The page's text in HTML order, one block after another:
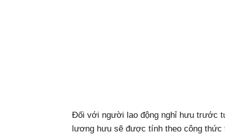
Đối với người lao động nghỉ hưu trước
lương hưu sẽ được tính theo công thức